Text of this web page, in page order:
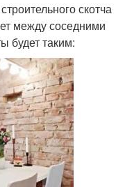
скотча
между соседними
будет таким: